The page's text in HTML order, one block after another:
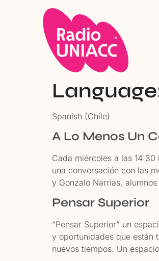
Spanish (Chile)
A Lo Menos Un
Cada miércoles a las
una conversación con las
y Gonzalo Narrias,
Pensar Superior
“Pensar Superior” un
y oportunidades que están
nuevos tiempos. Un